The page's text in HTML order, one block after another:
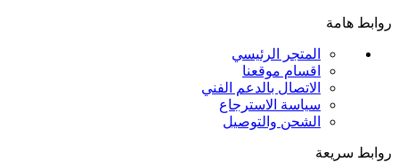
روابط هامة
المتجر الرئيسي
اقسام موقعنا
الاتصال بالدعم الفني
سياسة الاسترجاع
الشحن والتوصيل
روابط سريعة